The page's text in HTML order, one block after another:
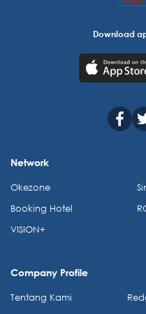
Download
Network
Okezone
Booking Hotel
VISION+
Company Profile
Tentang Kami